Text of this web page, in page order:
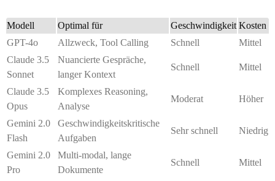
Modell Optimal für Geschwindigkeit Kosten
GPT-4o
Allzweck, Tool Calling Schnell
Mittel
Claude 3.5
Sonnet
Nuancierte Gespräche,
langer Kontext
Schnell Mittel
Claude 3.5
Opus
Komplexes Reasoning,
Analyse
Moderat Höher
Gemini 2.0
Flash
Geschwindigkeitskritische
Aufgaben
Sehr schnell Niedrig
Gemini 2.0
Pro
Multi-modal, lange
Dokumente
Schnell Mittel